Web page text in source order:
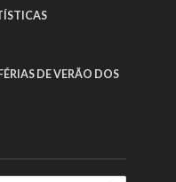
DE VERÃO DOS